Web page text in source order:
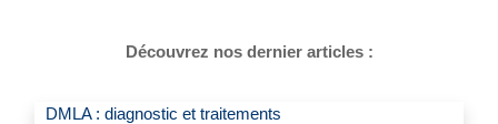
Découvrez nos dernier articles :
DMLA : diagnostic et traitements